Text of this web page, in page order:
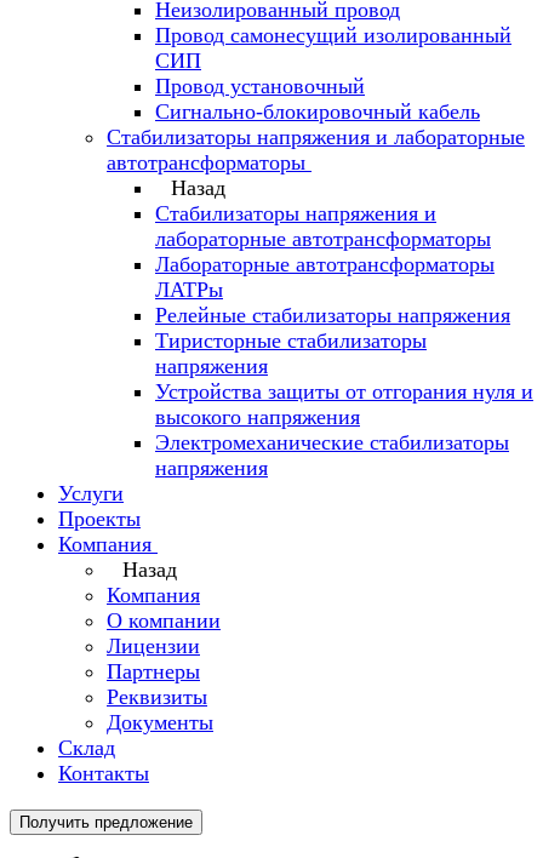
Неизолированный провод
Провод самонесущий изолированный
СИП
Провод установочный
Сигнально-блокировочный кабель
Стабилизаторы напряжения и лабораторные
автотрансформаторы
Назад
Стабилизаторы напряжения и
лабораторные автотрансформаторы
Лабораторные автотрансформаторы
ЛАТРы
Релейные стабилизаторы напряжения
Тиристорные стабилизаторы
напряжения
Устройства защиты от отгорания нуля и
высокого напряжения
Электромеханические стабилизаторы
напряжения
Услуги
Проекты
Компания
Назад
Компания
О компании
Лицензии
Партнеры
Реквизиты
Документы
Склад
Контакты
Получить предложение